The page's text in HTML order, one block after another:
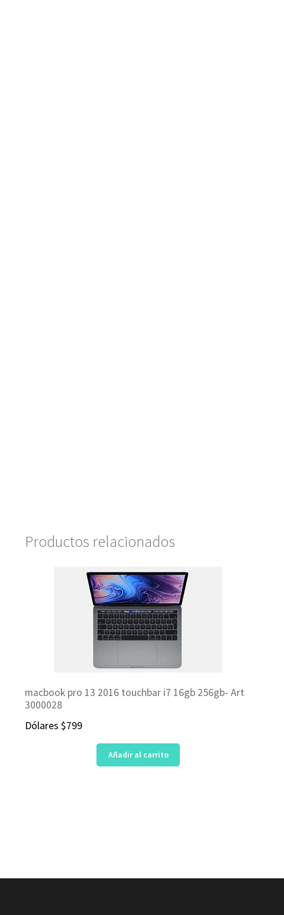
Productos relacionados
macbook pro 13 2016 touchbar i7 16gb 256gb- Art
3000028
Dólares $799
Añadir al carrito